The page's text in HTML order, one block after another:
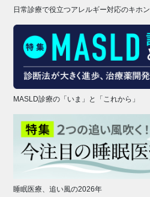
日常診療で役立つアレルギー対応のキホン
MASLD診療の「いま」と「これから」
睡眠医療、追い風の2026年